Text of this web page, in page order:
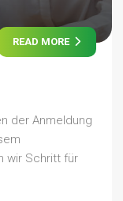
READ MORE
der Anmeldung
wir Schritt für